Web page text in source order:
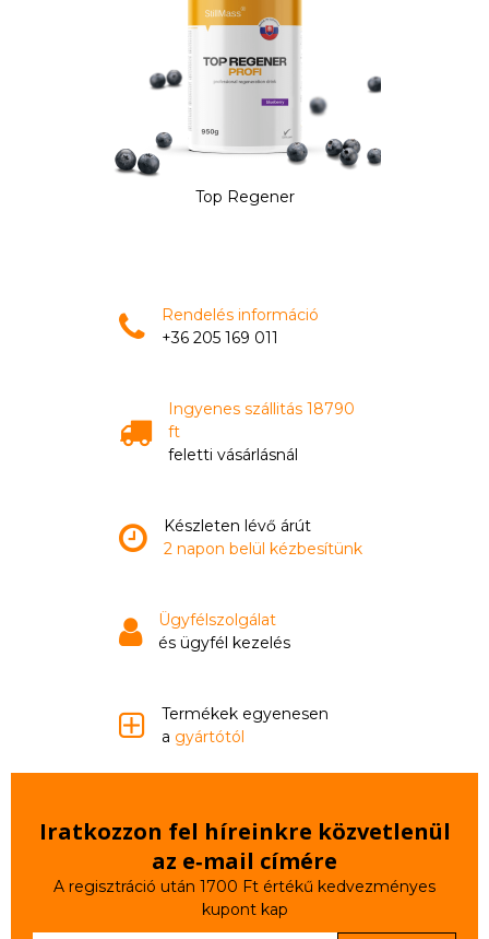
Top Regener
Rendelés információ
+36 205 169 011
Ingyenes szállitás 18790
ft
feletti vásárlásnál
Készleten lévő árút
2 napon belül kézbesítünk
Ügyfélszolgálat
és ügyfél kezelés
Termékek egyenesen
a gyártótól
Iratkozzon fel híreinkre közvetlenül
az e‑mail címére
A regisztráció után 1700 Ft értékű kedvezményes
kupont kap